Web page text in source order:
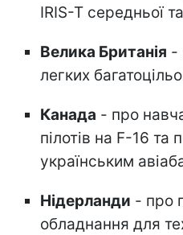
IRIS-T середньої
Велика Британія -
легких
Канада - про
пілотів на F-16
українським
Нідерланди - про
обладнання для